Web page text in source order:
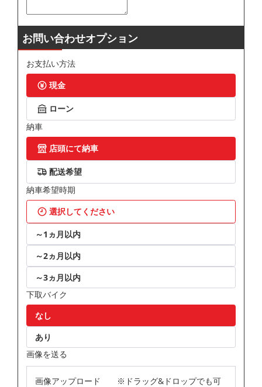
お問い合わせオプション
お支払い方法
現金
ローン
納車
店頭にて納車
配送希望
納車希望時期
選択してください
～1ヵ月以内
～2ヵ月以内
～3ヵ月以内
下取バイク
なし
あり
画像を送る
画像アップロード ※ドラッグ&ドロップでも可